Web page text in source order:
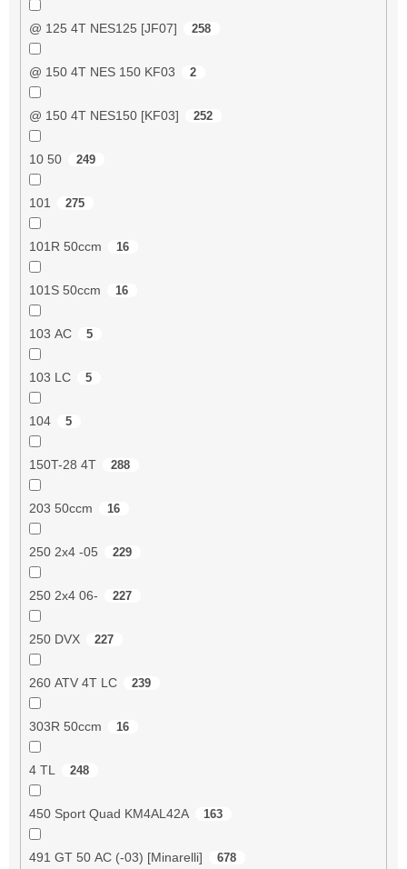
@ 125 4T NES125 [JF07] 258
@ 150 4T NES 150 KF03 2
@ 150 4T NES150 [KF03] 252
10 50 249
101 275
101R 50ccm 16
101S 50ccm 16
103 AC 5
103 LC 5
104 5
150T-28 4T 288
203 50ccm 16
250 2x4 -05 229
250 2x4 06- 227
250 DVX 227
260 ATV 4T LC 239
303R 50ccm 16
4 TL 248
450 Sport Quad KM4AL42A 163
491 GT 50 AC (-03) [Minarelli] 678